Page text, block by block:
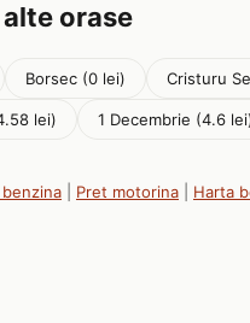
alte orase
Borsec (0 lei) Cristuru
lei) 1 Decembrie (4.6
Pret motorina Harta